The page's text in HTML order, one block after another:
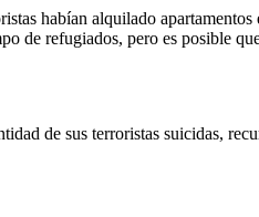
habían alquilado apartamentos
de refugiados, pero es posible
de sus terroristas suicidas,